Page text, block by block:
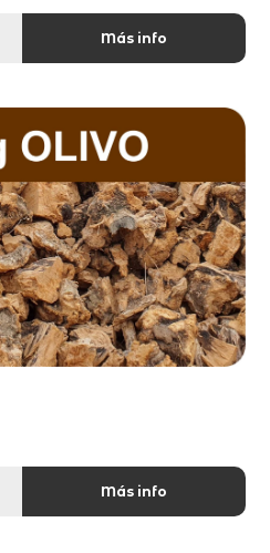
Más info
Más info